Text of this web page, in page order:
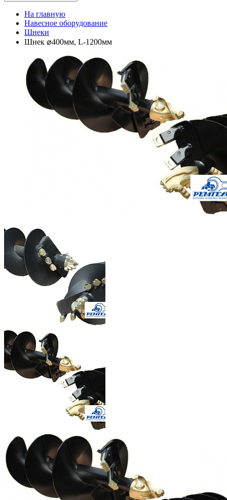
На главную
Навесное оборудование
Шнеки
Шнек ⌀400мм, L-1200мм